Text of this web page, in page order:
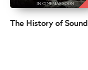
The History of Sound